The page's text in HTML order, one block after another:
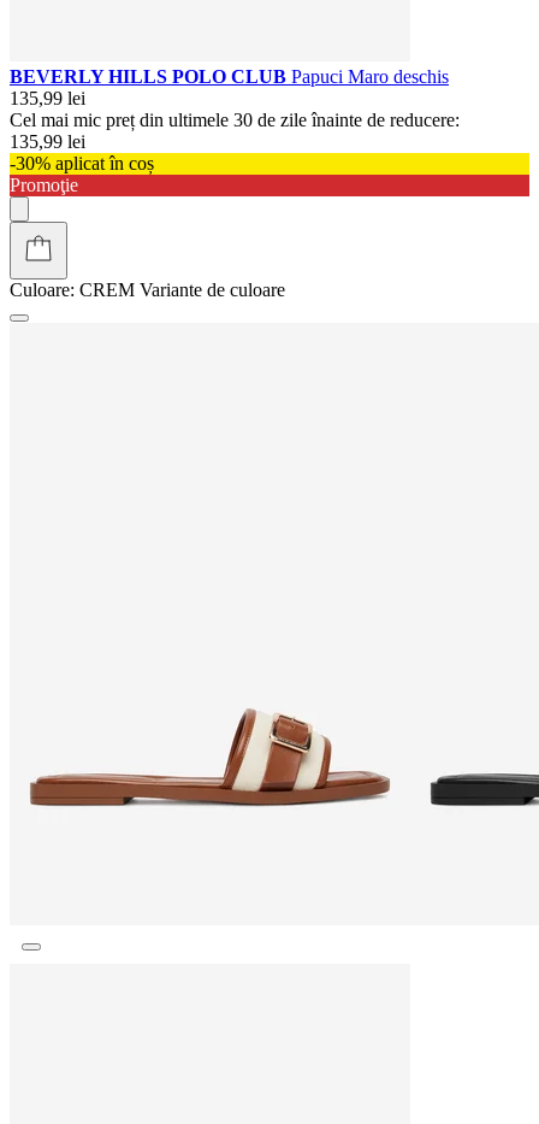
BEVERLY HILLS POLO CLUB Papuci Maro deschis
135,99 lei
Cel mai mic preț din ultimele 30 de zile înainte de reducere:
135,99 lei
-30% aplicat în coș
Promoţie
Culoare: CREM Variante de culoare